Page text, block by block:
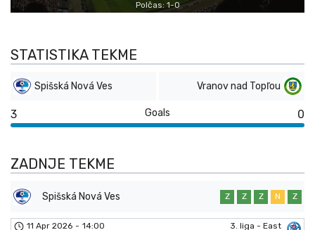
Polčas: 1-0
STATISTIKA TEKME
Spišská Nová Ves Vranov nad Topľou
3 Goals 0
ZADNJE TEKME
Spišská Nová Ves Z Z Z N Z
3. liga - East
11 Apr 2026 - 14:00